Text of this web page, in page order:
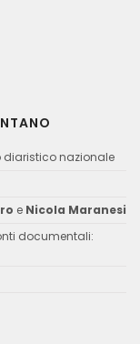
diaristico nazionale
e Nicola Maranesi
documentali: